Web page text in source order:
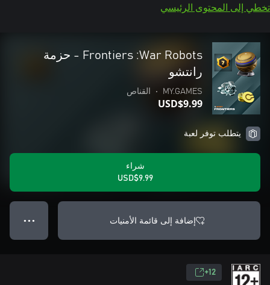
تخطي إلى المحتوى الرئيسي
War Robots:‏ Frontiers - حزمة
رانتشو
MY.GAMES
• القناص
USD$9.99
يتطلب توفر لعبة
شراء
USD$9.99
إضافة إلى قائمة الأمنيات ● ● ●
12+